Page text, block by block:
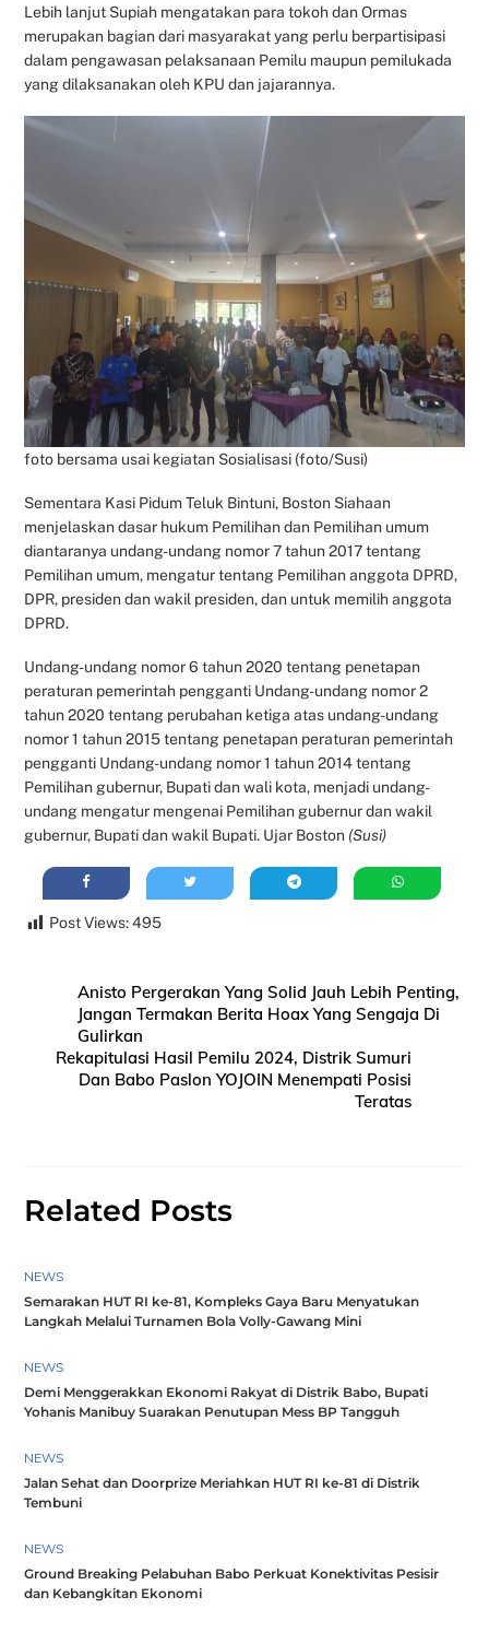
Lebih lanjut Supiah mengatakan para tokoh dan Ormas
merupakan bagian dari masyarakat yang perlu berpartisipasi
dalam pengawasan pelaksanaan Pemilu maupun pemilukada
yang dilaksanakan oleh KPU dan jajarannya.
foto bersama usai kegiatan Sosialisasi (foto/Susi)
Sementara Kasi Pidum Teluk Bintuni, Boston Siahaan
menjelaskan dasar hukum Pemilihan dan Pemilihan umum
diantaranya undang-undang nomor 7 tahun 2017 tentang
Pemilihan umum, mengatur tentang Pemilihan anggota DPRD,
DPR, presiden dan wakil presiden, dan untuk memilih anggota
DPRD.
Undang-undang nomor 6 tahun 2020 tentang penetapan
peraturan pemerintah pengganti Undang-undang nomor 2
tahun 2020 tentang perubahan ketiga atas undang-undang
nomor 1 tahun 2015 tentang penetapan peraturan pemerintah
pengganti Undang-undang nomor 1 tahun 2014 tentang
Pemilihan gubernur, Bupati dan wali kota, menjadi undang-
undang mengatur mengenai Pemilihan gubernur dan wakil
gubernur, Bupati dan wakil Bupati. Ujar Boston (Susi)
Post Views: 495
Anisto Pergerakan Yang Solid Jauh Lebih Penting,
Jangan Termakan Berita Hoax Yang Sengaja Di
Gulirkan
Rekapitulasi Hasil Pemilu 2024, Distrik Sumuri
Dan Babo Paslon YOJOIN Menempati Posisi
Teratas
Related Posts
NEWS
Semarakan HUT RI ke-81, Kompleks Gaya Baru Menyatukan
Langkah Melalui Turnamen Bola Volly-Gawang Mini
NEWS
Demi Menggerakkan Ekonomi Rakyat di Distrik Babo, Bupati
Yohanis Manibuy Suarakan Penutupan Mess BP Tangguh
NEWS
Jalan Sehat dan Doorprize Meriahkan HUT RI ke-81 di Distrik
Tembuni
NEWS
Ground Breaking Pelabuhan Babo Perkuat Konektivitas Pesisir
dan Kebangkitan Ekonomi